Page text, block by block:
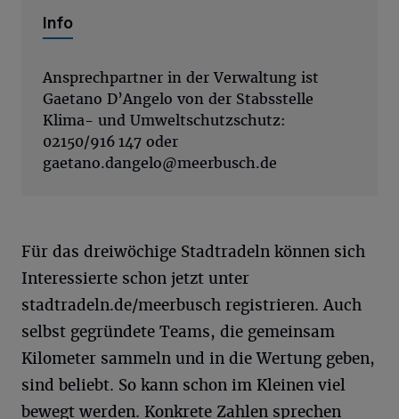
Info
Ansprechpartner in der Verwaltung ist
Gaetano D’Angelo von der Stabsstelle
Klima- und Umweltschutzschutz:
02150/916 147 oder
gaetano.dangelo@meerbusch.de
Für das dreiwöchige Stadtradeln können sich
Interessierte schon jetzt unter
stadtradeln.de/meerbusch registrieren. Auch
selbst gegründete Teams, die gemeinsam
Kilometer sammeln und in die Wertung geben,
sind beliebt. So kann schon im Kleinen viel
bewegt werden. Konkrete Zahlen sprechen